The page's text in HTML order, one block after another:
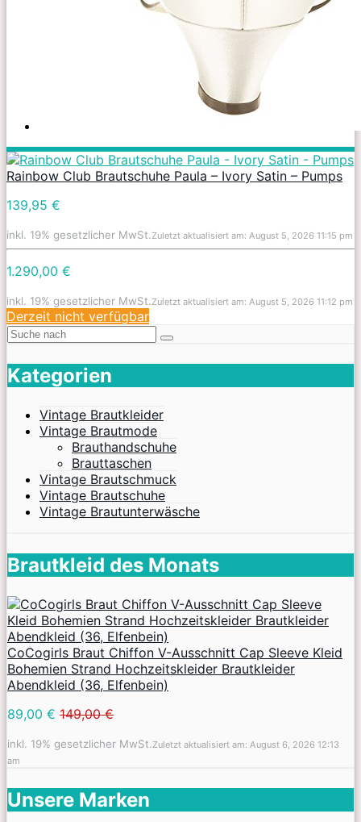
Rainbow Club Brautschuhe Paula – Ivory Satin – Pumps
139,95 €
inkl. 19% gesetzlicher MwSt.Zuletzt aktualisiert am: August 5, 2026 11:15 pm
1.290,00 €
inkl. 19% gesetzlicher MwSt.Zuletzt aktualisiert am: August 5, 2026 11:12 pm
Derzeit nicht verfügbar
Kategorien
Vintage Brautkleider
Vintage Brautmode
Brauthandschuhe
Brauttaschen
Vintage Brautschmuck
Vintage Brautschuhe
Vintage Brautunterwäsche
Brautkleid des Monats
CoCogirls Braut Chiffon V-Ausschnitt Cap Sleeve Kleid
Bohemien Strand Hochzeitskleider Brautkleider
Abendkleid (36, Elfenbein)
89,00 € 149,00 €
inkl. 19% gesetzlicher MwSt.Zuletzt aktualisiert am: August 6, 2026 12:13
am
Unsere Marken